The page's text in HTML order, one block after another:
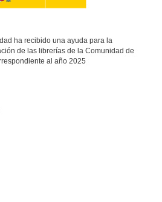
ha recibido una ayuda para la
de las librerías de la Comunidad de
al año 2025